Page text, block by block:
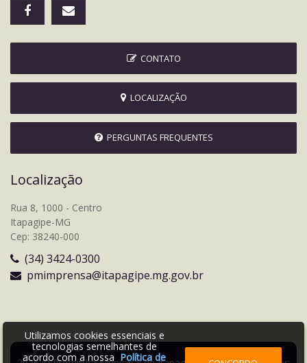
CONTATO
LOCALIZAÇÃO
PERGUNTAS FREQUENTES
Localização
Rua 8, 1000 - Centro
Itapagipe-MG
Cep: 38240-000
(34) 3424-0300
pmimprensa@itapagipe.mg.gov.br
Utilizamos cookies essenciais e
tecnologias semelhantes de
acordo com a nossaPolítica de